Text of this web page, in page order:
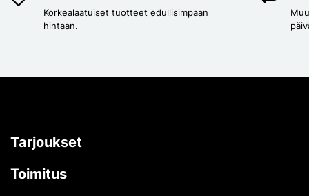
Korkealaatuiset tuotteet edullisimpaan
hintaan.
Tarjoukset
Toimitus